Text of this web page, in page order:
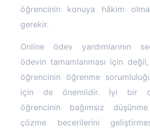
öğrencinin konuya hâkim
gerekir.
Online ödev yardımlarının
ödevin tamamlanması için
öğrencinin öğrenme
için de önemlidir. İyi bir
öğrencinin bağımsız
çözme becerilerini